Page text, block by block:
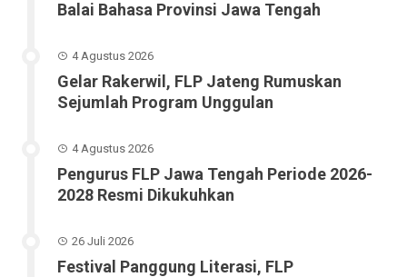
Balai Bahasa Provinsi Jawa Tengah
4 Agustus 2026
Gelar Rakerwil, FLP Jateng Rumuskan
Sejumlah Program Unggulan
4 Agustus 2026
Pengurus FLP Jawa Tengah Periode 2026-
2028 Resmi Dikukuhkan
26 Juli 2026
Festival Panggung Literasi, FLP